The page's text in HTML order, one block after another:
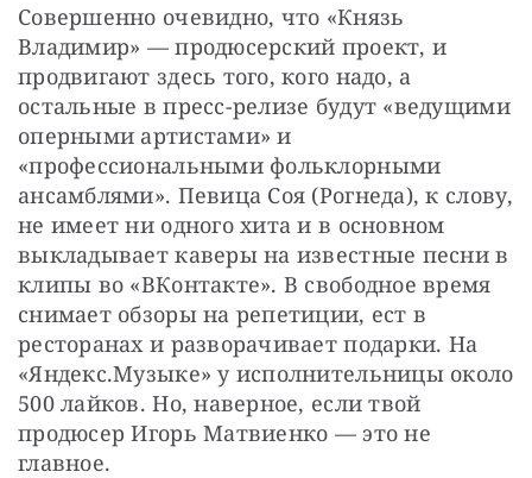
Совершенно очевидно, что «Князь
Владимир» — продюсерский проект, и
продвигают здесь того, кого надо, а
остальные в пресс-релизе будут «ведущими
оперными артистами» и
«профессиональными фольклорными
ансамблями». Певица Соя (Рогнеда), к слову,
не имеет ни одного хита и в основном
выкладывает каверы на известные песни в
клипы во «ВКонтакте». В свободное время
снимает обзоры на репетиции, ест в
ресторанах и разворачивает подарки. На
«Яндекс.Музыке» у исполнительницы около
500 лайков. Но, наверное, если твой
продюсер Игорь Матвиенко — это не
главное.